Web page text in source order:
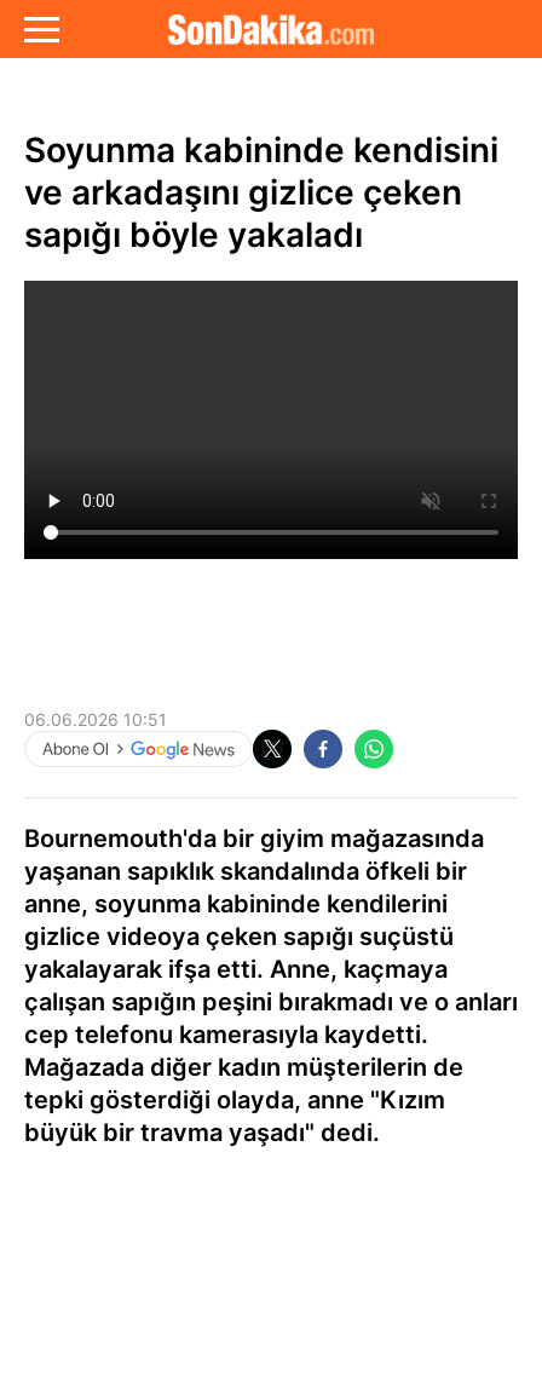
Soyunma kabininde kendisini
ve arkadaşını gizlice çeken
sapığı böyle yakaladı
06.06.2026 10:51
Bournemouth'da bir giyim mağazasında
yaşanan sapıklık skandalında öfkeli bir
anne, soyunma kabininde kendilerini
gizlice videoya çeken sapığı suçüstü
yakalayarak ifşa etti. Anne, kaçmaya
çalışan sapığın peşini bırakmadı ve o anları
cep telefonu kamerasıyla kaydetti.
Mağazada diğer kadın müşterilerin de
tepki gösterdiği olayda, anne "Kızım
büyük bir travma yaşadı" dedi.